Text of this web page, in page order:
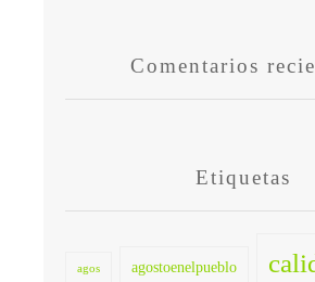
Comentarios
Etiquetas
agos agostoenelpueblo